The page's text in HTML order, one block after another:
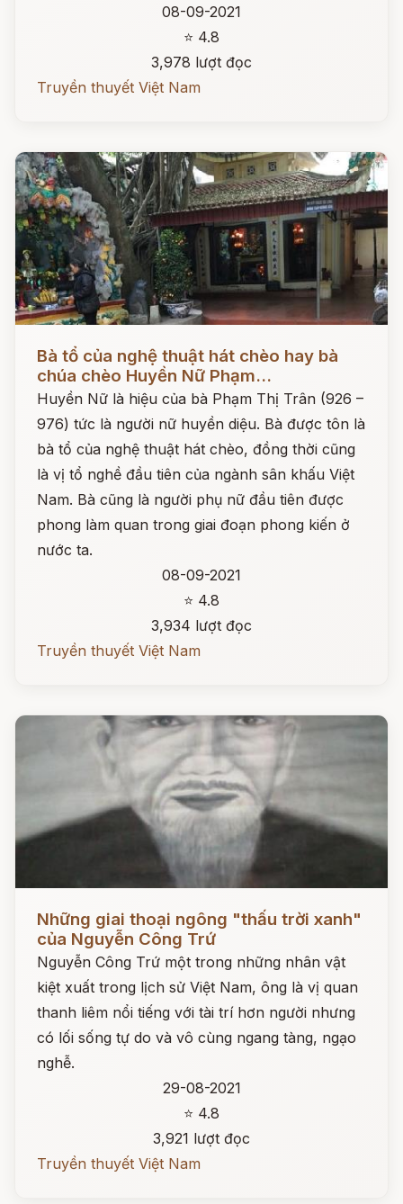
08-09-2021
⭐ 4.8
3,978 lượt đọc
Truyền thuyết Việt Nam
Đọc ngay
Bà tổ của nghệ thuật hát chèo hay bà
chúa chèo Huyền Nữ Phạm...
Huyền Nữ là hiệu của bà Phạm Thị Trân (926 –
976) tức là người nữ huyền diệu. Bà được tôn là
bà tổ của nghệ thuật hát chèo, đồng thời cũng
là vị tổ nghề đầu tiên của ngành sân khấu Việt
Nam. Bà cũng là người phụ nữ đầu tiên được
phong làm quan trong giai đoạn phong kiến ở
nước ta.
08-09-2021
⭐ 4.8
3,934 lượt đọc
Truyền thuyết Việt Nam
Những giai thoại ngông "thấu trời xanh"
của Nguyễn Công Trứ
Nguyễn Công Trứ một trong những nhân vật
kiệt xuất trong lịch sử Việt Nam, ông là vị quan
thanh liêm nổi tiếng với tài trí hơn người nhưng
có lối sống tự do và vô cùng ngang tàng, ngạo
nghễ.
29-08-2021
⭐ 4.8
3,921 lượt đọc
Truyền thuyết Việt Nam